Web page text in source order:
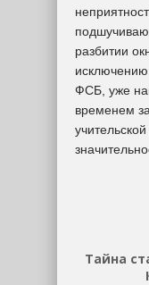
разбитии
ФСБ, уже
временем
Тайна